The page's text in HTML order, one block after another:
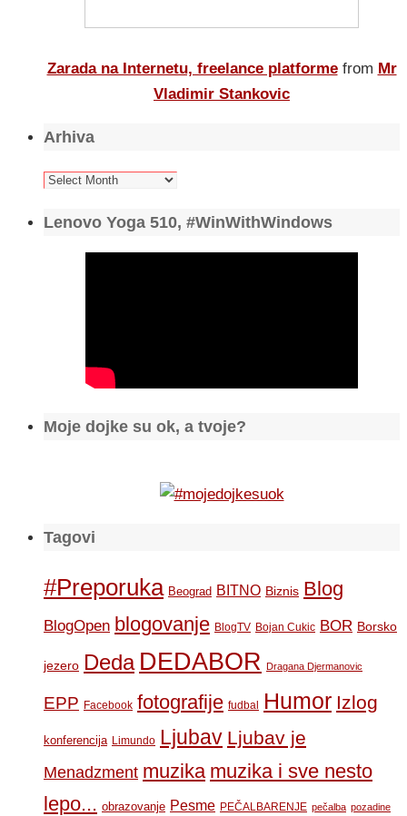
Zarada na Internetu, freelance platforme from Mr
Vladimir Stankovic
Arhiva
Arhiva
Lenovo Yoga 510, #WinWithWindows
Moje dojke su ok, a tvoje?
Tagovi
#Preporuka Beograd BITNO Biznis Blog
BlogOpen blogovanje BlogTV Bojan Cukic BOR Borsko
jezero Deda DEDABOR Dragana Djermanovic
EPP Facebook fotografije fudbal Humor Izlog
konferencija Limundo Ljubav Ljubav je
Menadzment muzika muzika i sve nesto
lepo... obrazovanje Pesme PEČALBARENJE pečalba pozadine